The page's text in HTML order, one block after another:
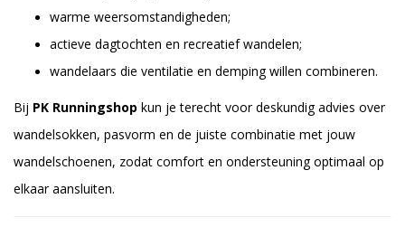
warme weersomstandigheden;
actieve dagtochten en recreatief wandelen;
wandelaars die ventilatie en demping willen combineren.
Bij PK Runningshop kun je terecht voor deskundig advies over
wandelsokken, pasvorm en de juiste combinatie met jouw
wandelschoenen, zodat comfort en ondersteuning optimaal op
elkaar aansluiten.